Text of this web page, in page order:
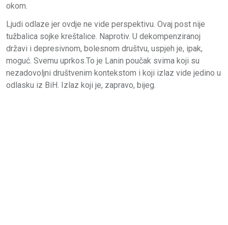
okom.
Ljudi odlaze jer ovdje ne vide perspektivu. Ovaj post nije
tužbalica sojke kreštalice. Naprotiv. U dekompenziranoj
državi i depresivnom, bolesnom društvu, uspjeh je, ipak,
moguć. Svemu uprkos.To je Lanin poučak svima koji su
nezadovoljni društvenim kontekstom i koji izlaz vide jedino u
odlasku iz BiH. Izlaz koji je, zapravo, bijeg.